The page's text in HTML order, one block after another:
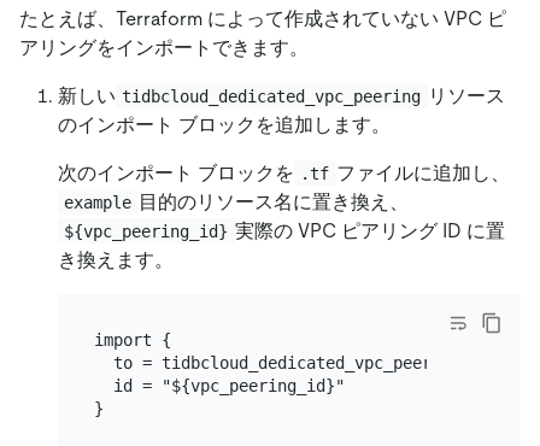
たとえば、Terraform によって作成されていない VPC ピ
アリングをインポートできます。
新しい tidbcloud_dedicated_vpc_peering リソース
のインポート ブロックを追加します。
次のインポート ブロックを .tf ファイルに追加し、
example 目的のリソース名に置き換え、
${vpc_peering_id} 実際の VPC ピアリング ID に置
き換えます。
import {
  to = tidbcloud_dedicated_vpc_peering.example
  id = "${vpc_peering_id}"